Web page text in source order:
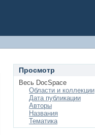
Просмотр
Весь DocSpace
Области и коллекции
Дата публикации
Авторы
Названия
Тематика